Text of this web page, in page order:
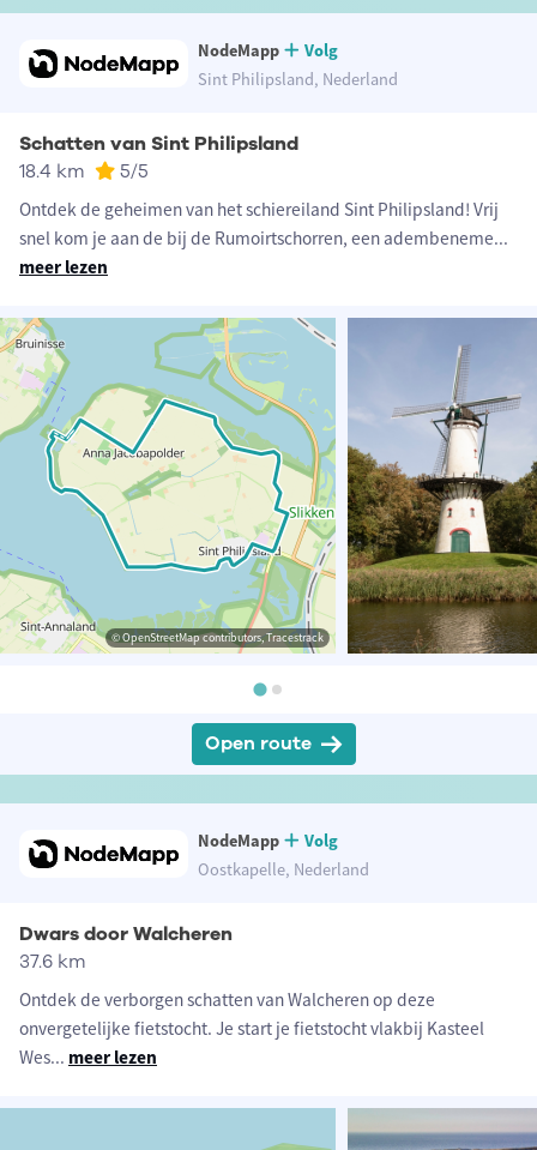
NodeMapp
Volg
Sint Philipsland, Nederland
Schatten van Sint Philipsland
18.4 km 5/5
Ontdek de geheimen van het schiereiland Sint Philipsland! Vrij
snel kom je aan de bij de Rumoirtschorren, een adembeneme...
meer lezen
© OpenStreetMap contributors, Tracestrack
Open route
NodeMapp
Volg
Oostkapelle, Nederland
Dwars door Walcheren
37.6 km
Ontdek de verborgen schatten van Walcheren op deze
onvergetelijke fietstocht. Je start je fietstocht vlakbij Kasteel
Wes... meer lezen